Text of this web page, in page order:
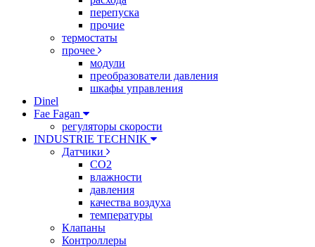
перепуска
прочие
термостаты
прочее
модули
преобразователи давления
шкафы управления
Dinel
Fae Fagan
регуляторы скорости
INDUSTRIE TECHNIK
Датчики
CO2
влажности
давления
качества воздуха
температуры
Клапаны
Контроллеры